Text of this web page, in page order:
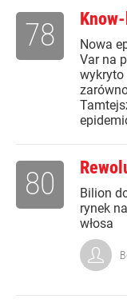
Nowa
Var na
wykryto
78
Bilion
rynek
włosa
80